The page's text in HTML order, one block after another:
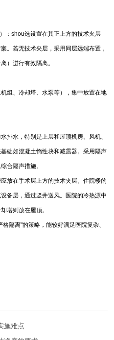
：shou选设置在其正上方的技术夹层
。若无技术夹层，采用同层远端布置，
）进行有效隔离。
组、冷却塔、水泵等），集中放置在地
排水，特别是上层和屋顶机房。风机、
础如混凝土惰性块和减震器。采用隔声
合隔声措施。
放在手术层上方的技术夹层。住院楼的
备层，通过竖井送风。医院的冷热源中
塔则放在屋顶。
隔离"的策略，能较好满足医院复杂、
施难点